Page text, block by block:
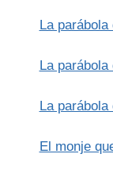
La
La
La
El monje